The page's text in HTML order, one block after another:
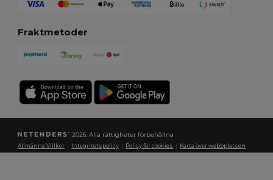
Fraktmetoder
2026. Alla rättigheter förbehållna
Allmänna Villkor Integritetspolicy Policy för cookies Karta över webbplatsen